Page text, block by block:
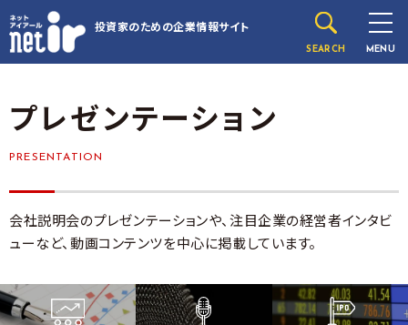
投資家のための企業情報サイト
SEARCH MENU
プレゼンテーション
PRESENTATION
会社説明会のプレゼンテーションや、注目企業の経営者インタビ
ューなど、動画コンテンツを中心に掲載しています。